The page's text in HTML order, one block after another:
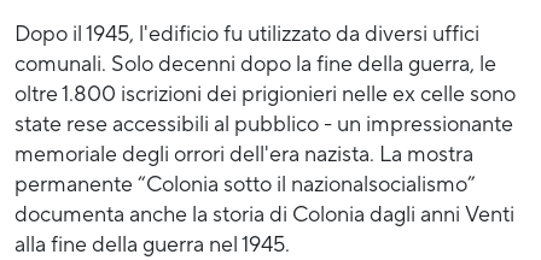
Dopo il 1945, l'edificio fu utilizzato da diversi uffici
comunali. Solo decenni dopo la fine della guerra, le
oltre 1.800 iscrizioni dei prigionieri nelle ex celle sono
state rese accessibili al pubblico - un impressionante
memoriale degli orrori dell'era nazista. La mostra
permanente “Colonia sotto il nazionalsocialismo”
documenta anche la storia di Colonia dagli anni Venti
alla fine della guerra nel 1945.